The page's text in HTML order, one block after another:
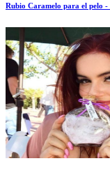
Rubio Caramelo para el pelo -